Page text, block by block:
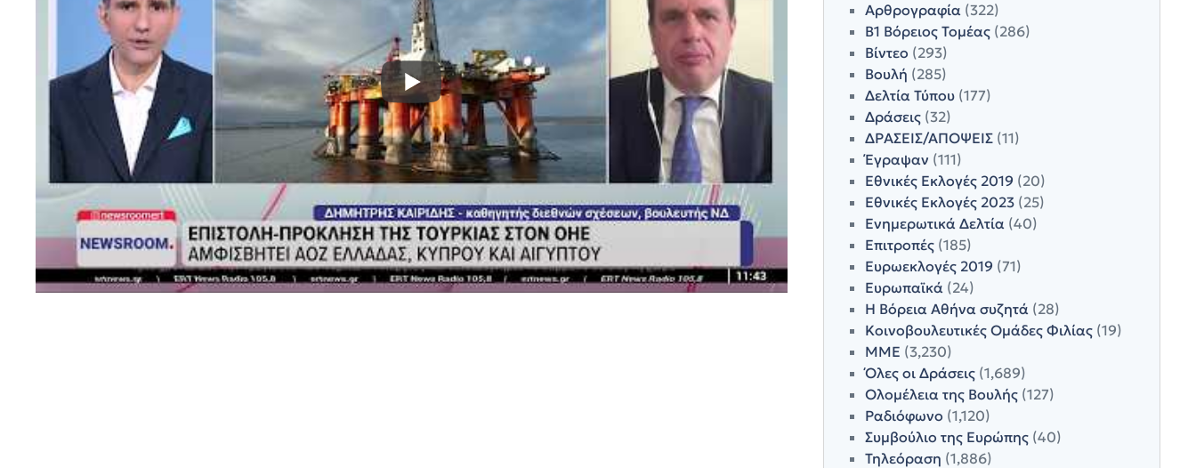
Αρθρογραφία(322)
Β1 Βόρειος Τομέας(286)
Βίντεο (293)
Βουλή (285)
Δελτία Τύπου(177)
Δράσεις(32)
ΔΡΑΣΕΙΣ/ΑΠΟΨΕΙΣ(11)
Έγραψαν (111)
Εθνικές Εκλογές 2019 (20)
Εθνικές Εκλογές 2023(25)
Ενημερωτικά Δελτία(40)
Επιτροπές(185)
Ευρωεκλογές 2019 (71)
Ευρωπαϊκά(24)
Η Βόρεια Αθήνα συζητά(28)
Κοινοβουλευτικές Ομάδες Φιλίας(19)
ΜΜΕ (3,230)
Όλες οι Δράσεις(1,689)
Ολομέλεια της Βουλής(127)
Ραδιόφωνο (1,120)
Συμβούλιο της Ευρώπης(40)
Τηλεόραση (1,886)